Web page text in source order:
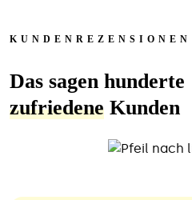
KUNDENREZENSIONEN
Das sagen hunderte
zufriedene Kunden